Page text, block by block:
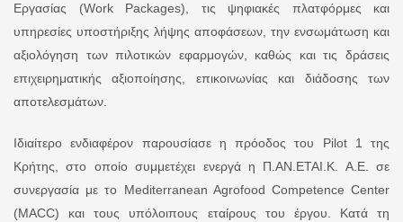
Εργασίας (Work Packages), τις ψηφιακές πλατφόρμες και
υπηρεσίες υποστήριξης λήψης αποφάσεων, την ενσωμάτωση και
αξιολόγηση των πιλοτικών εφαρμογών, καθώς και τις δράσεις
επιχειρηματικής αξιοποίησης, επικοινωνίας και διάδοσης των
αποτελεσμάτων.
Ιδιαίτερο ενδιαφέρον παρουσίασε η πρόοδος του Pilot 1 της
Κρήτης, στο οποίο συμμετέχει ενεργά η Π.ΑΝ.ΕΤΑΙ.Κ. Α.Ε. σε
συνεργασία με το Mediterranean Agrofood Competence Center
(MACC) και τους υπόλοιπους εταίρους του έργου. Κατά τη